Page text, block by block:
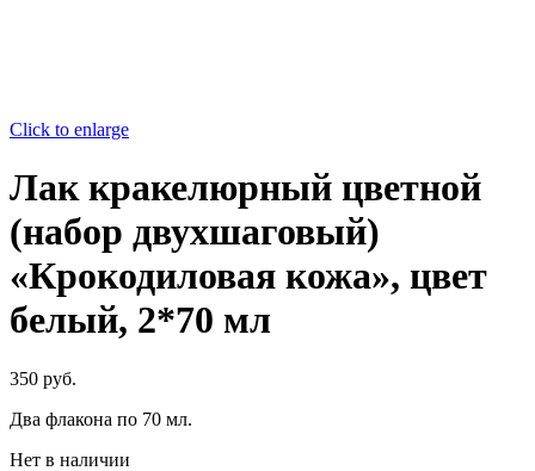
Click to enlarge
Лак кракелюрный цветной
(набор двухшаговый)
«Крокодиловая кожа», цвет
белый, 2*70 мл
350 руб.
Два флакона по 70 мл.
Нет в наличии